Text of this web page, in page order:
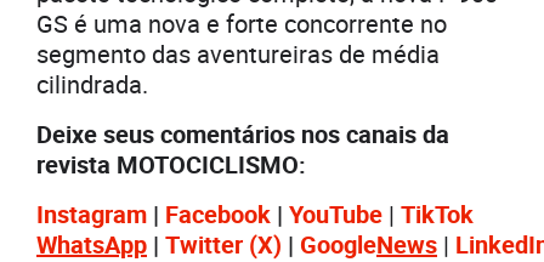
GS é uma nova e forte concorrente no
segmento das aventureiras de média
cilindrada.
Deixe seus comentários nos canais da
revista MOTOCICLISMO:
Instagram | Facebook | YouTube | TikTok
WhatsApp | Twitter (X) | GoogleNews |